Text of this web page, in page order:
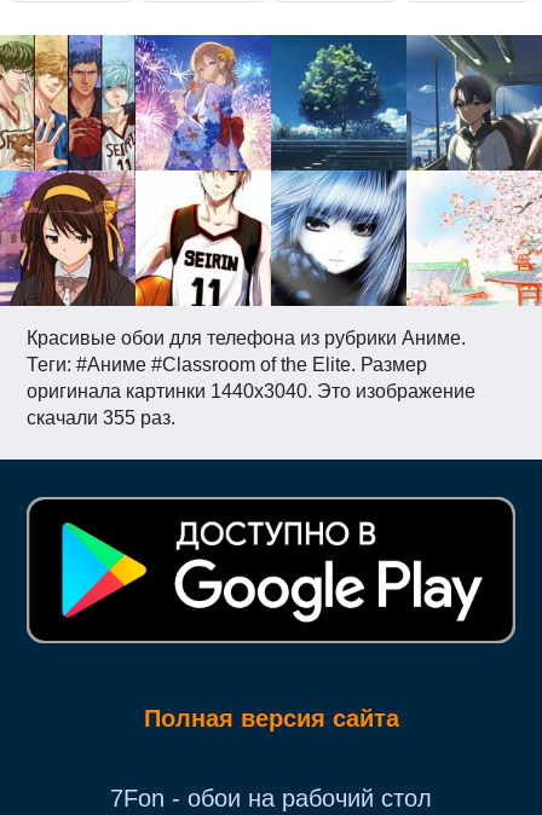
Красивые обои для телефона из рубрики Аниме.
Теги: #Аниме #Classroom of the Elite. Размер
оригинала картинки 1440x3040. Это изображение
скачали 355 раз.
Полная версия сайта
7Fon - обои на рабочий стол